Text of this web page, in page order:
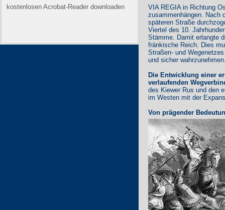
kostenlosen Acrobat-Reader downloaden
VIA REGIA in Richtung
zusammenhängen. Nach
späteren Straße
Viertel des 10.
Stämme. Damit erlangte
fränkische Reich. Dies
Straßen- und
und sicher
Die Entwicklung einer
verlaufenden
des Kiewer Rus und den
im Westen mit der
Von prägender